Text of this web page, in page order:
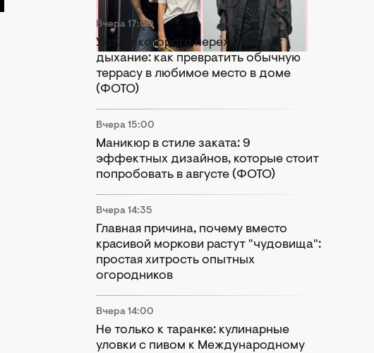
Вчера 17:00
Уют, от которого перехватывает
дыхание: как превратить обычную
террасу в любимое место в доме
(ФОТО)
Вчера 15:00
Маникюр в стиле заката: 9
эффектных дизайнов, которые стоит
попробовать в августе (ФОТО)
Вчера 14:35
Главная причина, почему вместо
красивой моркови растут "чудовища":
простая хитрость опытных
огородников
Вчера 14:00
Не только к таранке: кулинарные
уловки с пивом к Международному